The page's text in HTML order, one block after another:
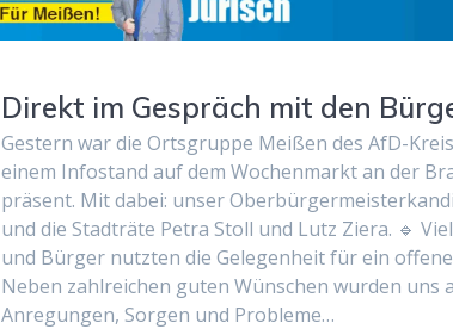
Direkt im Gespräch mit den
Gestern war die Ortsgruppe Meißen des AfD-
einem Infostand auf dem Wochenmarkt an der
präsent. Mit dabei: unser
und die Stadträte Petra Stoll und Lutz Ziera. 🔹
und Bürger nutzten die Gelegenheit für ein
Neben zahlreichen guten Wünschen wurden uns
Anregungen, Sorgen und Probleme…